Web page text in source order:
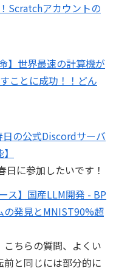
Scratchアカウントの
】世界最速の計算機が
ことに成功！！どん
の公式Discordサーバ
に参加したいです！
ス】国産LLM開発 - BP
の発見とMNIST90%超
ちらの質問、よくい
と同じには部分的に